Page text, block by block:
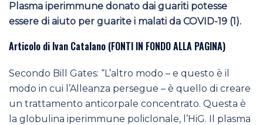
Plasma iperimmune donato dai guariti potesse
essere di aiuto per guarite i malati da COVID-19 (1).
Articolo di Ivan Catalano (FONTI IN FONDO ALLA PAGINA)
Secondo Bill Gates: “L’altro modo – e questo è il
modo in cui l’Alleanza persegue – è quello di creare
un trattamento anticorpale concentrato. Questa è
la globulina iperimmune policlonale, l’HiG. Il plasma